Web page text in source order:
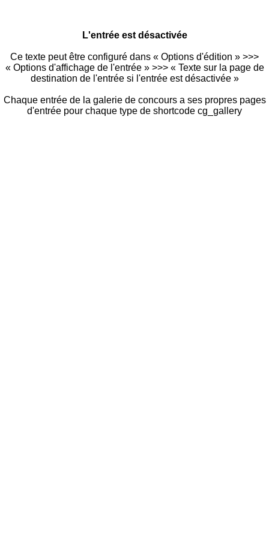
L'entrée est désactivée
Ce texte peut être configuré dans « Options d'édition » >>>
« Options d'affichage de l'entrée » >>> « Texte sur la page de
destination de l'entrée si l'entrée est désactivée »
Chaque entrée de la galerie de concours a ses propres pages
d'entrée pour chaque type de shortcode cg_gallery